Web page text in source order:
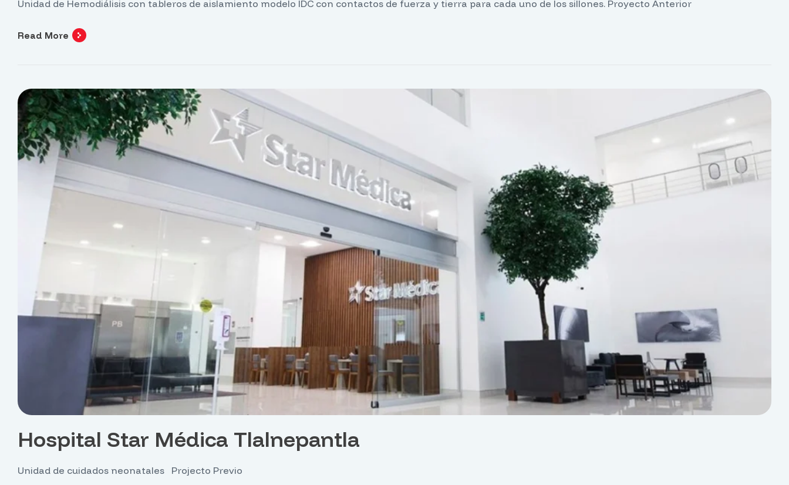
Unidad de Hemodiálisis con tableros de aislamiento modelo IDC con contactos de fuerza y tierra para cada uno de los sillones. Proyecto Anterior
Read More
Hospital Star Médica Tlalnepantla
Unidad de cuidados neonatales Projecto Previo